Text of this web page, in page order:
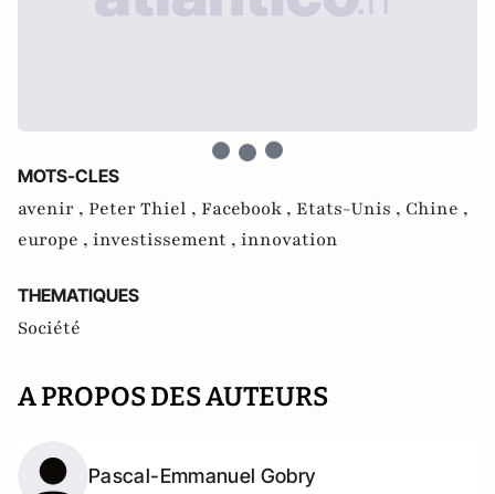
MOTS-CLES
avenir , Peter Thiel , Facebook , Etats-Unis , Chine ,
europe , investissement , innovation
THEMATIQUES
Société
A PROPOS DES AUTEURS
Pascal-Emmanuel Gobry